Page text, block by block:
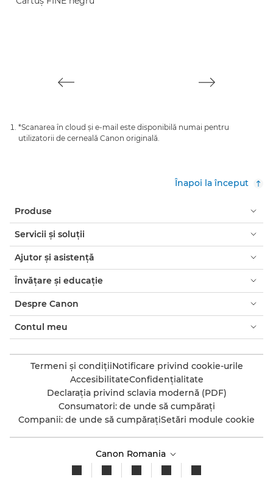
*Scanarea în cloud şi e-mail este disponibilă numai pentru
utilizatorii de cerneală Canon originală.
Înapoi la început
Produse
Servicii şi soluţii
Ajutor şi asistenţă
Învăţare şi educaţie
Despre Canon
Contul meu
Termeni şi condiţiiNotificare privind cookie-urile
AccesibilitateConfidenţialitate
Declaraţia privind sclavia modernă (PDF)
Consumatori: de unde să cumpăraţi
Companii: de unde să cumpăraţiSetări module cookie
Canon Romania